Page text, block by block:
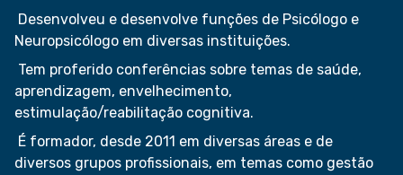
Desenvolveu e desenvolve funções de Psicólogo e
Neuropsicólogo em diversas instituições.
Tem proferido conferências sobre temas de saúde,
aprendizagem, envelhecimento,
estimulação/reabilitação cognitiva.
É formador, desde 2011 em diversas áreas e de
diversos grupos profissionais, em temas como gestão